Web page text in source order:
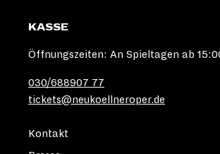
KASSE
Öffnungszeiten: An Spieltagen ab
030/688907 77
tickets@neukoellneroper.de
Kontakt